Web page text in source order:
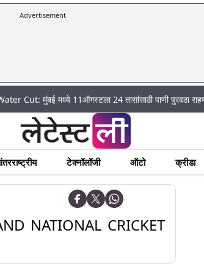
Advertisement
मध्ये 11ऑगस्टला 24 तासांसाठी पाणी पुरवठा राहणार बंद;
टेक्नॉलॉजी ऑटो क्रीडा
NATIONAL CRICKET